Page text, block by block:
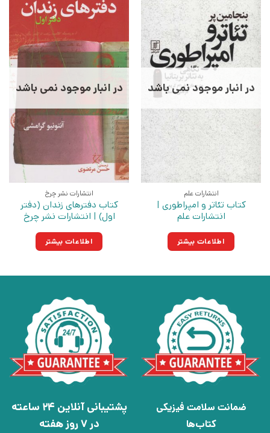
در انبار موجود نمی باشد
انتشارات علم
کتاب تئاتر و امپراطوری |
انتشارات علم
اطلاعات بیشتر
در انبار موجود نمی باشد
انتشارات نشر چرخ
کتاب دفترهای زندان (دفتر
اول) | انتشارات نشر چرخ
اطلاعات بیشتر
ضمانت سلامت فیزیکی
کتاب‌ها
پشتیبانی آنلاین 24 ساعته
در 7 روز هفته